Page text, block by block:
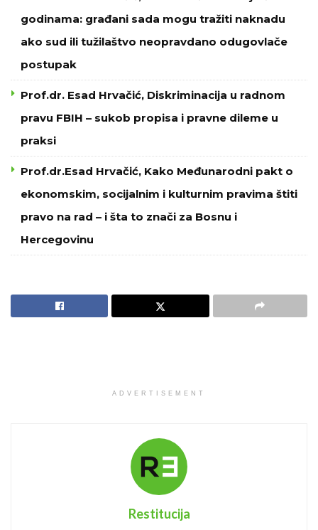
godinama: građani sada mogu tražiti naknadu
ako sud ili tužilaštvo neopravdano odugovlače
postupak
Prof.dr. Esad Hrvačić, Diskriminacija u radnom
pravu FBIH – sukob propisa i pravne dileme u
praksi
Prof.dr.Esad Hrvačić, Kako Međunarodni pakt o
ekonomskim, socijalnim i kulturnim pravima štiti
pravo na rad – i šta to znači za Bosnu i
Hercegovinu
ADVERTISEMENT
Restitucija